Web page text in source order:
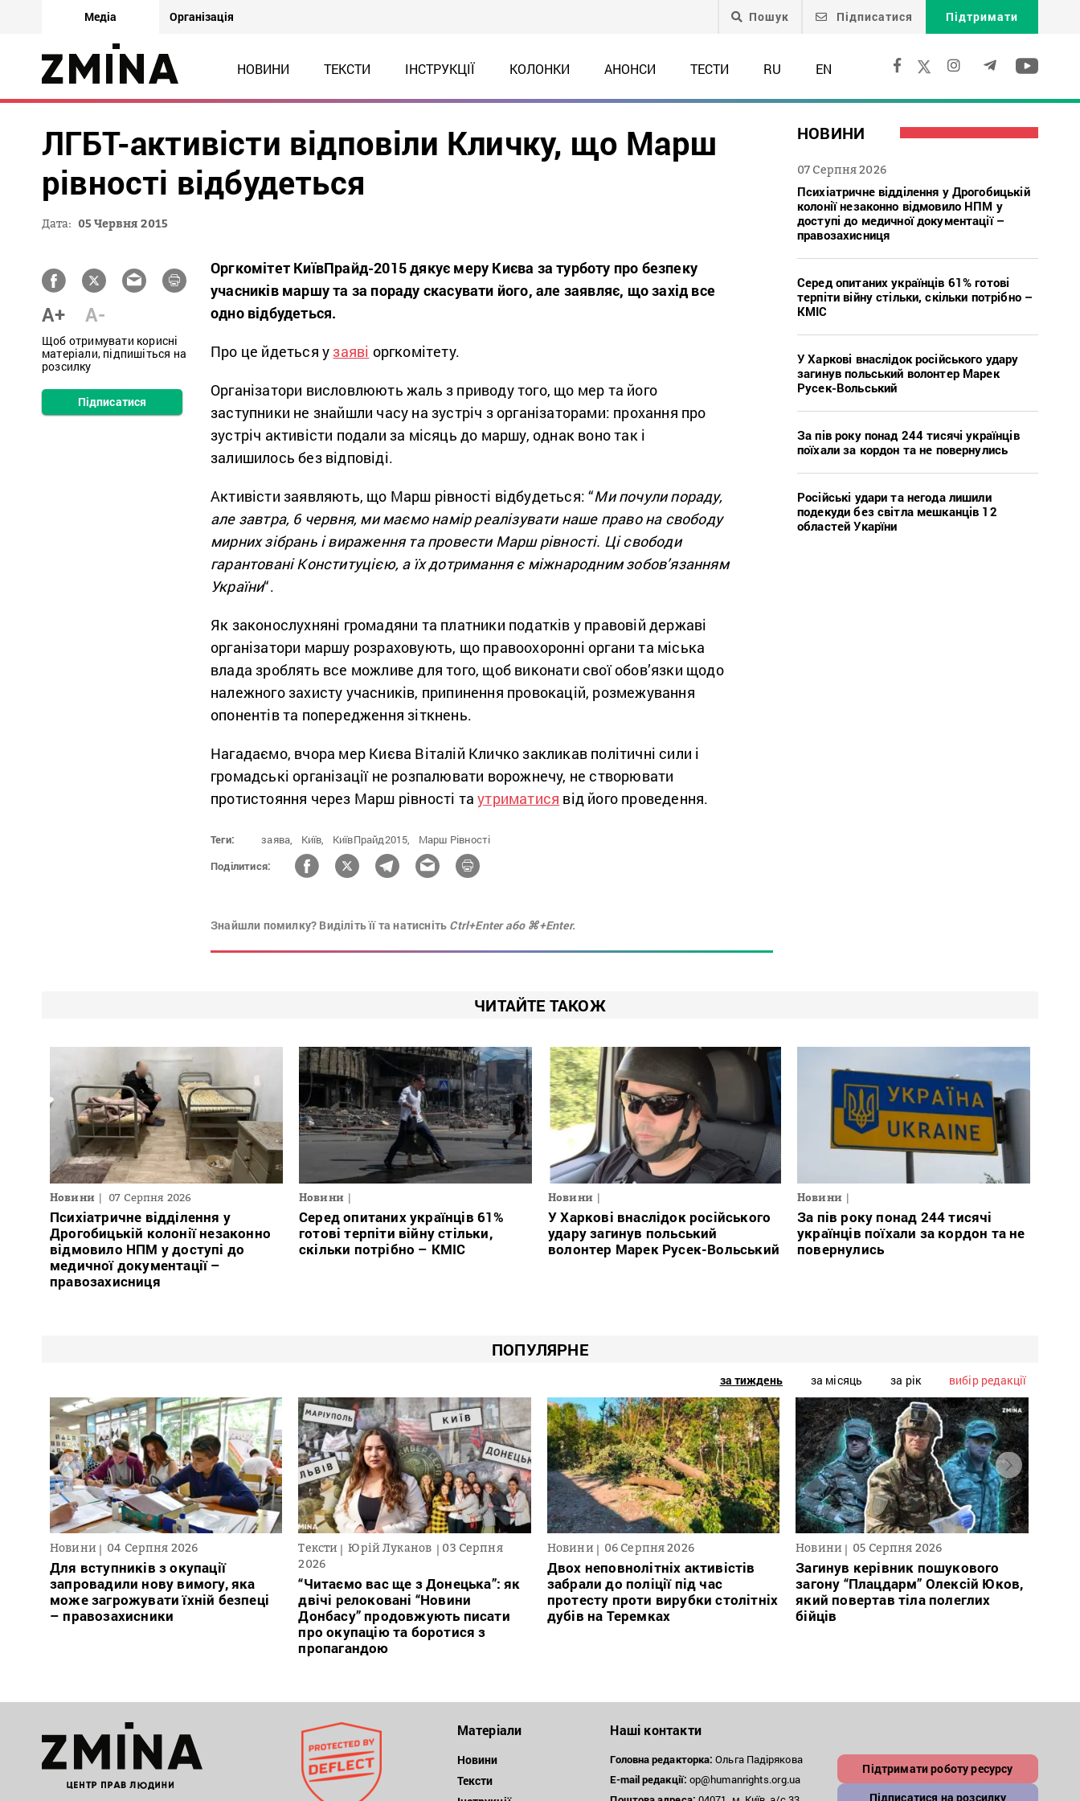
Медіа Організація Пошук Підписатися Підтримати
НОВИНИ ТЕКСТИ ІНСТРУКЦІЇ КОЛОНКИ АНОНСИ ТЕСТИ RU EN
ЛГБТ-активісти відповіли Кличку, що Марш
рівності відбудеться
Дата: 05 Червня 2015
A+ A-
Щоб отримувати корисні
матеріали, підпишіться на
розсилку
Підписатися
Оргкомітет КиївПрайд-2015 дякує меру Києва за турботу про безпеку
учасників маршу та за пораду скасувати його, але заявляє, що захід все
одно відбудеться.
Про це йдеться узаяві оргкомітету.
Організатори висловлюють жаль з приводу того, що мер та його
заступники не знайшли часу на зустріч з організаторами: прохання про
зустріч активісти подали за місяць до маршу, однак воно так і
залишилось без відповіді.
Активісти заявляють, що Марш рівності відбудеться: “Ми почули пораду,
але завтра, 6 червня, ми маємо намір реалізувати наше право на свободу
мирних зібрань і вираження та провести Марш рівності. Ці свободи
гарантовані Конституцією, а їх дотримання є міжнародним зобов’язанням
України“.
Як законослухняні громадяни та платники податків у правовій державі
організатори маршу розраховують, що правоохоронні органи та міська
влада зроблять все можливе для того, щоб виконати свої обов’язки щодо
належного захисту учасників, припинення провокацій, розмежування
опонентів та попередження зіткнень.
Нагадаємо, вчора мер Києва Віталій Кличко закликав політичні сили і
громадські організації не розпалювати ворожнечу, не створювати
протистояння через Марш рівності таутриматися від його проведення.
Теги: заява, Київ, КиївПрайд2015,
Марш Рівності
Поділитися:
Знайшли помилку? Виділіть її та натисніть Ctrl+Enter або ⌘+Enter.
НОВИНИ
07 Серпня 2026
Психіатричне відділення у Дрогобицькій
колонії незаконно відмовило НПМ у
доступі до медичної документації –
правозахисниця
Серед опитаних українців 61% готові
терпіти війну стільки, скільки потрібно –
КМІС
У Харкові внаслідок російського удару
загинув польський волонтер Марек
Русек-Вольський
За пів року понад 244 тисячі українців
поїхали за кордон та не повернулись
Російські удари та негода лишили
подекуди без світла мешканців 12
областей Укарїни
ЧИТАЙТЕ ТАКОЖ
Новини 07 Серпня 2026
Психіатричне відділення у
Дрогобицькій колонії незаконно
відмовило НПМ у доступі до
медичної документації –
правозахисниця
Новини
Серед опитаних українців 61%
готові терпіти війну стільки,
скільки потрібно – КМІС
Новини
У Харкові внаслідок російського
удару загинув польський
волонтер Марек Русек-Вольський
Новини
За пів року понад 244 тисячі
українців поїхали за кордон та не
повернулись
ПОПУЛЯРНЕ
за тиждень за місяць за рік вибір редакції
Новини 04 Серпня 2026
Для вступників з окупації
запровадили нову вимогу, яка
може загрожувати їхній безпеці
– правозахисники
Тексти Юрій Луканов
03 Серпня
2026
“Читаємо вас ще з Донецька”: як
двічі релоковані “Новини
Донбасу” продовжують писати
про окупацію та боротися з
пропагандою
Новини 06 Серпня 2026
Двох неповнолітніх активістів
забрали до поліції під час
протесту проти вирубки столітніх
дубів на Теремках
Новини 05 Серпня 2026
Загинув керівник пошукового
загону “Плацдарм” Олексій Юков,
який повертав тіла полеглих
бійців
Матеріали
Новини
Тексти
Наші контакти
Головна редакторка: Ольга Падірякова
E-mail редакції: op@humanrights.org.ua
Підтримати роботу ресурсу
Підписатися на розсилку